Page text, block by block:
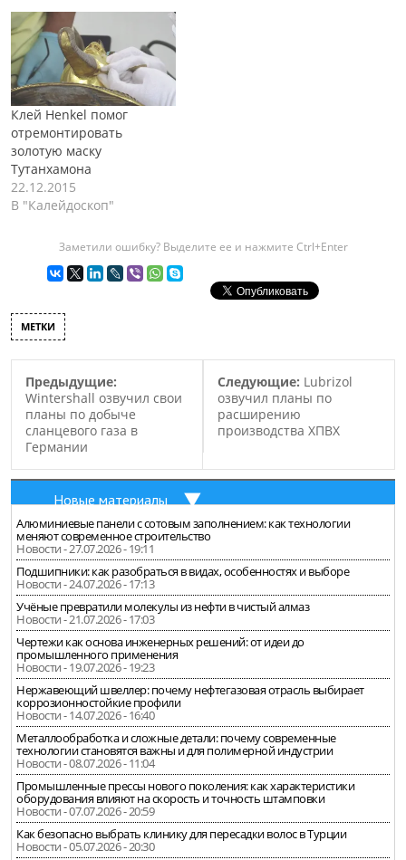
насыщении угольного
фильтра противогаза,
защищающего их от
вдыхания токсичных
паров. Группа
исследователей из
Университета
Калифорнии (Сан-Диего)
получили наноструктуры
из углерода и
продемонстрировали, что
объекты могут
создания микросенсоров
Клей Henkel помог
отремонтировать
золотую маску
Тутанхамона
22.12.2015
В "Калейдоскоп"
Заметили ошибку? Выделите ее и нажмите Ctrl+Enter
МЕТКИ
Предыдущие:
Wintershall озвучил свои
планы по добыче
сланцевого газа в
Германии
Следующие: Lubrizol
озвучил планы по
расширению
производства ХПВХ
Новые материалы
Алюминиевые панели с сотовым заполнением: как технологии
меняют современное строительство
Новости - 27.07.2026 - 19:11
Подшипники: как разобраться в видах, особенностях и выборе
Новости - 24.07.2026 - 17:13
Учёные превратили молекулы из нефти в чистый алмаз
Новости - 21.07.2026 - 17:03
Чертежи как основа инженерных решений: от идеи до
промышленного применения
Новости - 19.07.2026 - 19:23
Нержавеющий швеллер: почему нефтегазовая отрасль выбирает
коррозионностойкие профили
Новости - 14.07.2026 - 16:40
Металлообработка и сложные детали: почему современные
технологии становятся важны и для полимерной индустрии
Новости - 08.07.2026 - 11:04
Промышленные прессы нового поколения: как характеристики
оборудования влияют на скорость и точность штамповки
Новости - 07.07.2026 - 20:59
Как безопасно выбрать клинику для пересадки волос в Турции
Новости - 05.07.2026 - 20:30